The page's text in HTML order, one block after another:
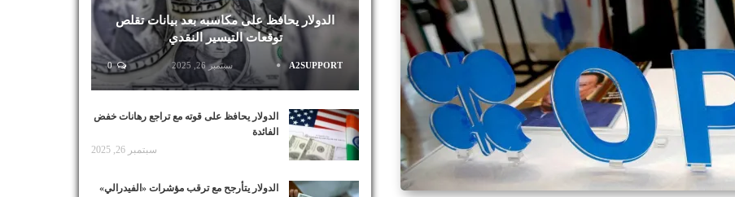
الدولار يحافظ على مكاسبه بعد بيانات تقلص
توقعات التيسير النقدي
A2SUPPORT سبتمبر 26, 2025 0
الدولار يحافظ على قوته مع تراجع رهانات خفض
الفائدة
سبتمبر 26, 2025
الدولار يتأرجح مع ترقب مؤشرات «الفيدرالي»